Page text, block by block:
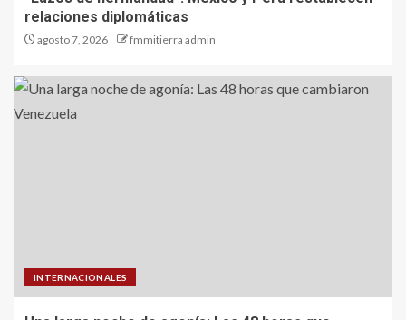
relaciones diplomáticas
agosto 7, 2026 fmmitierra admin
INTERNACIONALES